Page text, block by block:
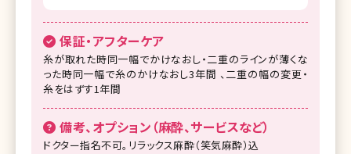
保証・アフターケア
糸が取れた時同一幅でかけなおし・二重のラインが薄くな
った時同一幅で糸のかけなおし3年間 、二重の幅の変更・
糸をはずす1年間
備考、オプション（麻酔、サービスなど）
ドクター指名不可。リラックス麻酔（笑気麻酔）込